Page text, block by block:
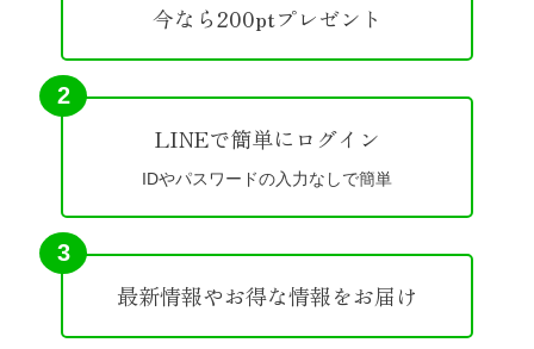
今なら200ptプレゼント
2
LINEで簡単にログイン
IDやパスワードの入力なしで簡単
3
最新情報やお得な情報をお届け